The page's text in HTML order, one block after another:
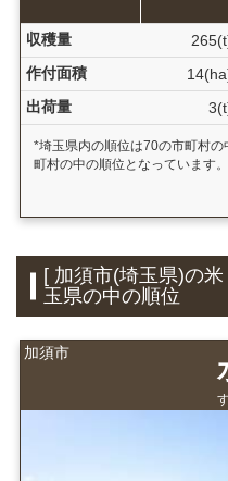
収穫量
作付面積
出荷量
*埼玉県内の順位は70の市町村
町村の中の順位となっています。
[ 加須市(埼玉県)の
玉県の中の順位
加須市